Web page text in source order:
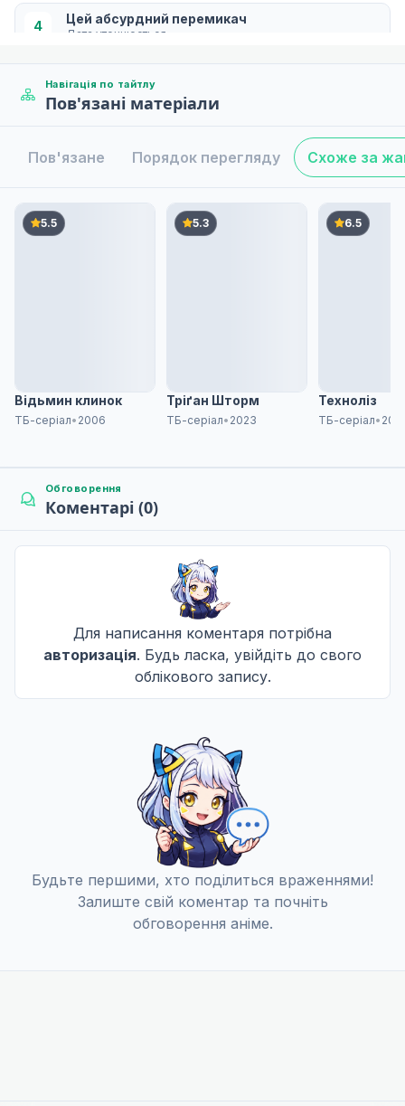
4 Цей абсурдний перемикач
Дата уточнюється
Сексуальний Санта запалює святу ніч
Тебе завжди немає, коли я хочу тебе вдарити
Коли ти бажаєш на зірку, зірка має гітару і
Дата уточнюється
Цей паршивий світ насправді закінчиться
Дата уточнюється
Навігація по тайтлу
Пов'язані матеріали
Пов'язане Порядок перегляду Схоже за
5.5
Відьмин клинок
ТБ-серіал• 2006
5.3
Тріґан Шторм
ТБ-серіал• 2023
6.5
Техноліз
ТБ-серіал•
Обговорення
Коментарі (0)
Для написання коментаря потрібна
авторизація. Будь ласка, увійдіть до свого
облікового запису.
Будьте першими, хто поділиться враженнями!
Залиште свій коментар та почніть
обговорення аніме.